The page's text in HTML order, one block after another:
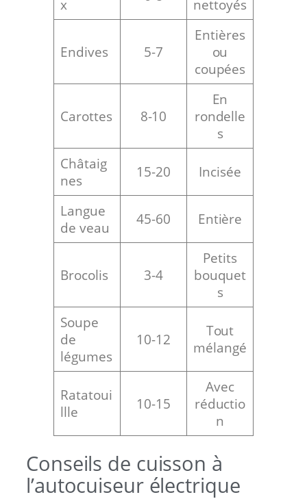
x nettoyés
Endives 5-7
Entières
ou
coupées
Carottes 8-10
En
rondelle
s
Châtaig
nes
15-20 Incisée
Langue
de veau
45-60 Entière
Brocolis 3-4
Petits
bouquet
s
Soupe
de
légumes
10-12
Tout
mélangé
Ratatoui
llle
10-15
Avec
réductio
n
Conseils de cuisson à
l’autocuiseur électrique